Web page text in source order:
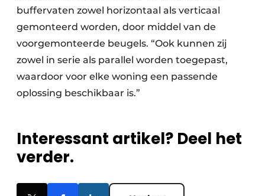
buffervaten zowel horizontaal als verticaal
gemonteerd worden, door middel van de
voorgemonteerde beugels. “Ook kunnen zij
zowel in serie als parallel worden toegepast,
waardoor voor elke woning een passende
oplossing beschikbaar is.”
Interessant artikel? Deel het
verder.